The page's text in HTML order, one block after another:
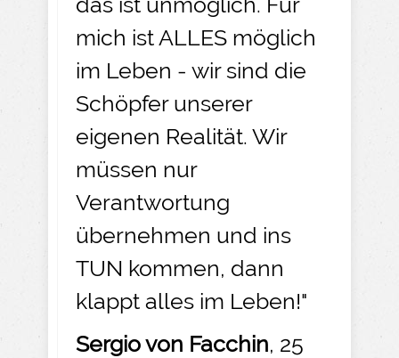
mich ist ALLES möglich
im Leben - wir sind die
Schöpfer unserer
eigenen Realität. Wir
müssen nur
Verantwortung
übernehmen und ins
TUN kommen, dann
klappt alles im Leben!"
Sergio von Facchin, 25